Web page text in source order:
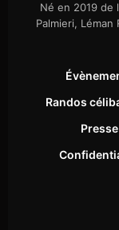
Né en 2019 de
Palmieri,
Randos
Presse